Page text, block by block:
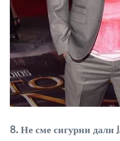
8. Не сме сигурни дали